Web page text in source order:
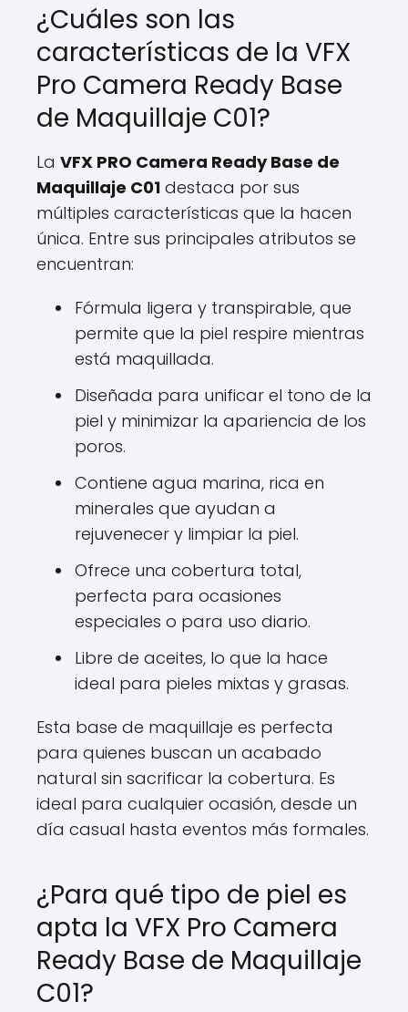
¿Cuáles son las
características de la VFX
Pro Camera Ready Base
de Maquillaje C01?
La VFX PRO Camera Ready Base de
Maquillaje C01 destaca por sus
múltiples características que la hacen
única. Entre sus principales atributos se
encuentran:
Fórmula ligera y transpirable, que
permite que la piel respire mientras
está maquillada.
Diseñada para unificar el tono de la
piel y minimizar la apariencia de los
poros.
Contiene agua marina, rica en
minerales que ayudan a
rejuvenecer y limpiar la piel.
Ofrece una cobertura total,
perfecta para ocasiones
especiales o para uso diario.
Libre de aceites, lo que la hace
ideal para pieles mixtas y grasas.
Esta base de maquillaje es perfecta
para quienes buscan un acabado
natural sin sacrificar la cobertura. Es
ideal para cualquier ocasión, desde un
día casual hasta eventos más formales.
¿Para qué tipo de piel es
apta la VFX Pro Camera
Ready Base de Maquillaje
C01?